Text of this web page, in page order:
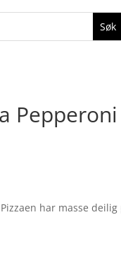
har masse